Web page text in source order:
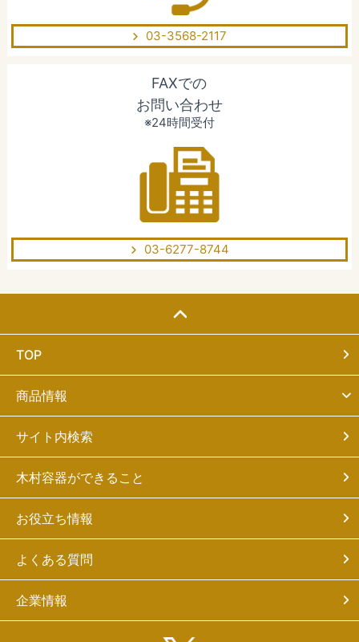
03-3568-2117
FAXでの
お問い合わせ
※24時間受付
03-6277-8744
TOP
商品情報
サイト内検索
木村容器ができること
お役立ち情報
よくある質問
企業情報